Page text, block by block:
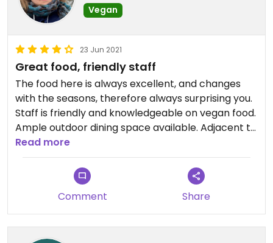
Vegan
23 Jun 2021
Great food, friendly staff
The food here is always excellent, and changes
with the seasons, therefore always surprising you.
Staff is friendly and knowledgeable on vegan food.
Ample outdoor dining space available. Adjacent to
the restaurant is a small shop with locally
produced food.
Read more
Comment Share